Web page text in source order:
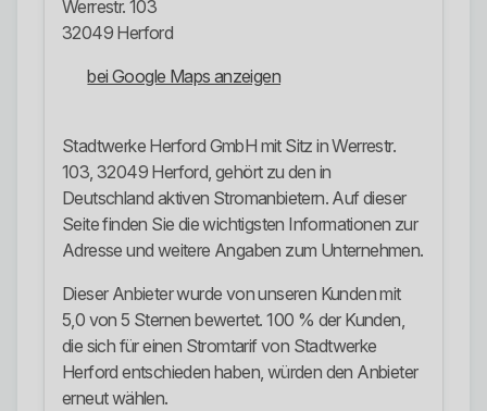
Werrestr. 103
32049 Herford
bei Google Maps anzeigen
Stadtwerke Herford GmbH mit Sitz in Werrestr.
103, 32049 Herford, gehört zu den in
Deutschland aktiven Stromanbietern. Auf dieser
Seite finden Sie die wichtigsten Informationen zur
Adresse und weitere Angaben zum Unternehmen.
Dieser Anbieter wurde von unseren Kunden mit
5,0 von 5 Sternen bewertet. 100 % der Kunden,
die sich für einen Stromtarif von Stadtwerke
Herford entschieden haben, würden den Anbieter
erneut wählen.